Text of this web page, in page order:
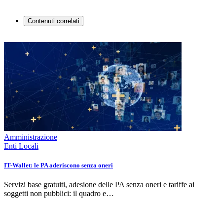
Contenuti correlati
Amministrazione
Enti Locali
IT-Wallet: le PA aderiscono senza oneri
Servizi base gratuiti, adesione delle PA senza oneri e tariffe ai
soggetti non pubblici: il quadro e…